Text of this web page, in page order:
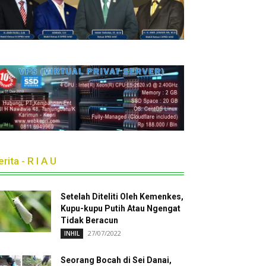
- R I A U
Setelah Diteliti Oleh Kemenkes,
Kupu-kupu Putih Atau Ngengat
Tidak Beracun
INHIL 27/07/2022
Seorang Bocah di Sei Danai,